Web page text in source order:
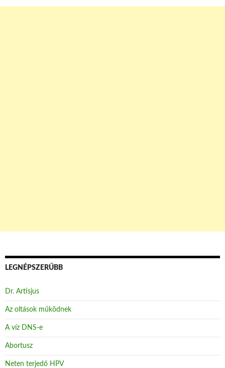
LEGNÉPSZERŰBB
Dr. Artisjus
Az oltások működnek
A víz DNS-e
Abortusz
Neten terjedő HPV